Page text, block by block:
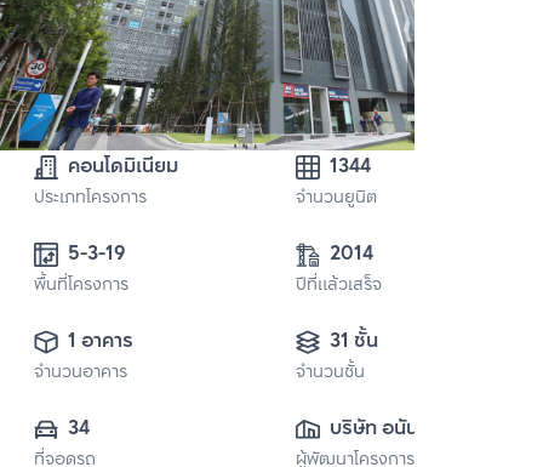
คอนโดมิเนียม
ประเภทโครงการ
1344
จำนวนยูนิต
5-3-19
พื้นที่โครงการ
2014
ปีที่แล้วเสร็จ
1 อาคาร
จำนวนอาคาร
31 ชั้น
จำนวนชั้น
34
ที่จอดรถ
บริษัท อนันดา ดี
ผู้พัฒนาโครงการ